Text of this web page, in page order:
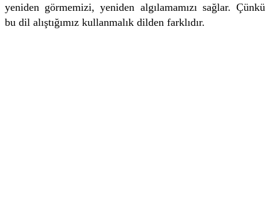
yeniden görmemizi, yeniden algılamamızı sağlar. Çünkü
bu dil alıştığımız kullanmalık dilden farklıdır.